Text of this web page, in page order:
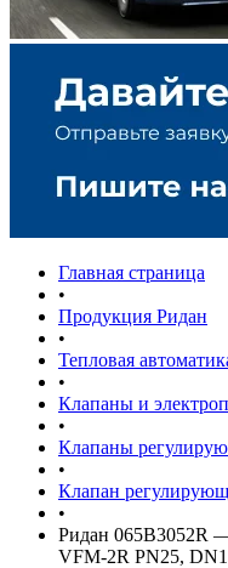
Главная страница
•
Продукция Ридан
•
Тепловая
•
Клапаны и
•
Клапаны
•
Клапан
•
Ридан 065B3052R
VFM-2R PN25,